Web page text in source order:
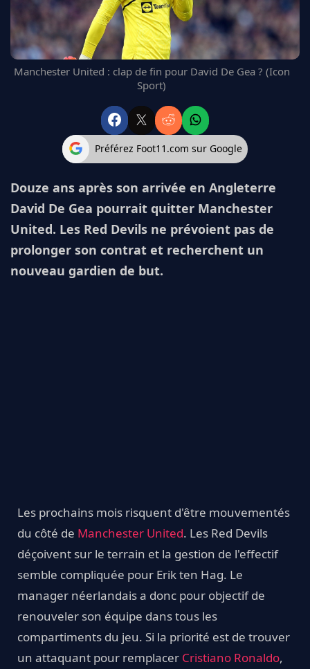
FC BARCELONE
MANCHESTER UNITED
CHELSEA
ARSENAL
Manchester United : clap de fin pour David De Gea ? (Icon
Sport)
Préférez Foot11.com sur Google
Douze ans après son arrivée en Angleterre
David De Gea pourrait quitter Manchester
United. Les Red Devils ne prévoient pas de
prolonger son contrat et recherchent un
nouveau gardien de but.
Les prochains mois risquent d'être mouvementés
du côté de Manchester United. Les Red Devils
déçoivent sur le terrain et la gestion de l'effectif
semble compliquée pour Erik ten Hag. Le
manager néerlandais a donc pour objectif de
renouveler son équipe dans tous les
compartiments du jeu. Si la priorité est de trouver
un attaquant pour remplacer Cristiano Ronaldo,